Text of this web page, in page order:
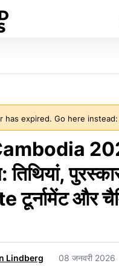
has expired. Go here instead:
तिथियां,
टूर्नामेंट और
Lindberg 08 जनवरी 2026